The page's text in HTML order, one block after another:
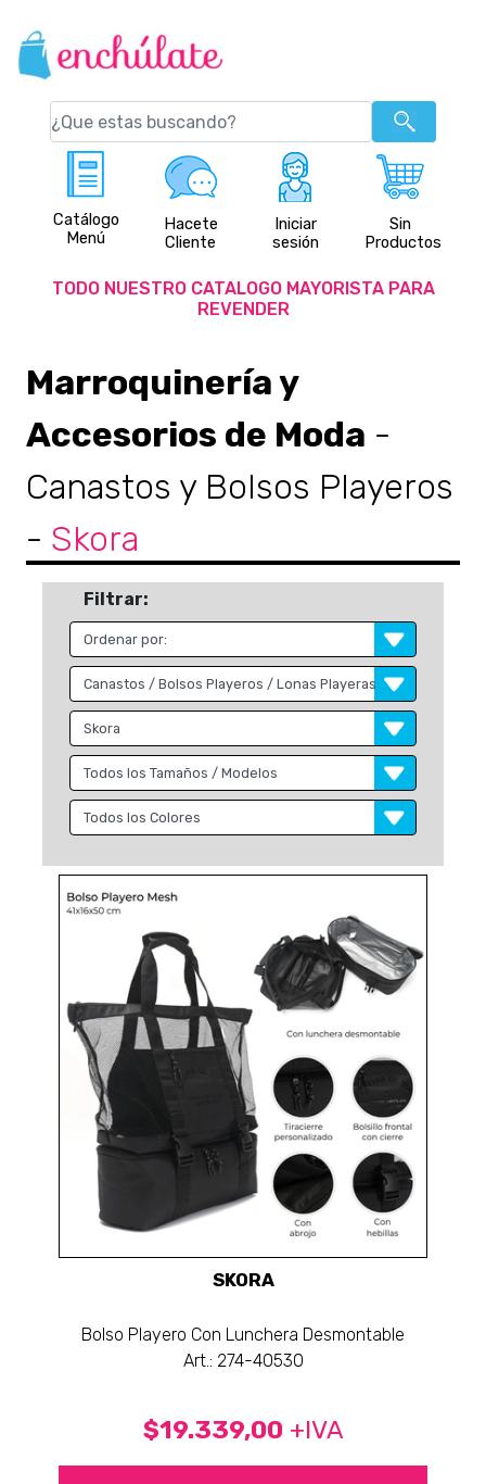
Catálogo
Menú
Hacete
Cliente
Iniciar
sesión
Sin
Productos
TODO NUESTRO CATALOGO MAYORISTA PARA
REVENDER
Marroquinería y
Accesorios de Moda -
Canastos y Bolsos Playeros
- Skora
Filtrar:
SKORA
Bolso Playero Con Lunchera Desmontable
Art.: 274-40530
$19.339,00 +IVA